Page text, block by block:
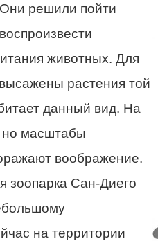
решили пойти
животных. Для
растения той
данный вид. На
но масштабы
воображение.
зоопарка Сан-Диего
на территории